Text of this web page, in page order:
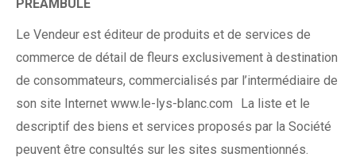
PREAMBULE
Le Vendeur est éditeur de produits et de services de
commerce de détail de fleurs exclusivement à destination
de consommateurs, commercialisés par l’intermédiaire de
son site Internet www.le-lys-blanc.com La liste et le
descriptif des biens et services proposés par la Société
peuvent être consultés sur les sites susmentionnés.